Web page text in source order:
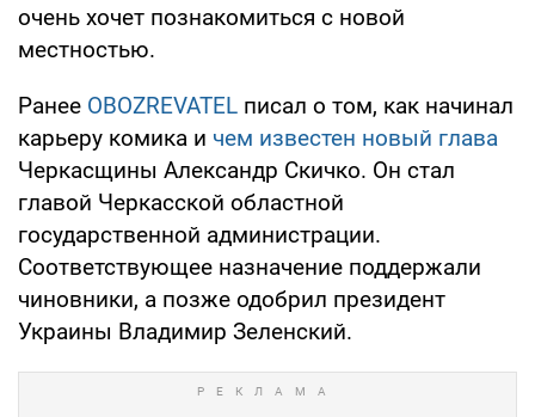
очень хочет познакомиться с новой
местностью.
Ранее OBOZREVATEL писал о том, как начинал
карьеру комика и чем известен новый глава
Черкасщины Александр Скичко. Он стал
главой Черкасской областной
государственной администрации.
Соответствующее назначение поддержали
чиновники, а позже одобрил президент
Украины Владимир Зеленский.